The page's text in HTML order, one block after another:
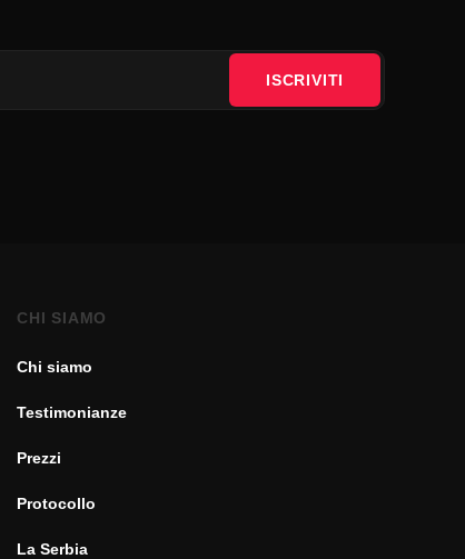
ISCRIVITI
CHI SIAMO
Chi siamo
Testimonianze
Prezzi
Protocollo
La Serbia